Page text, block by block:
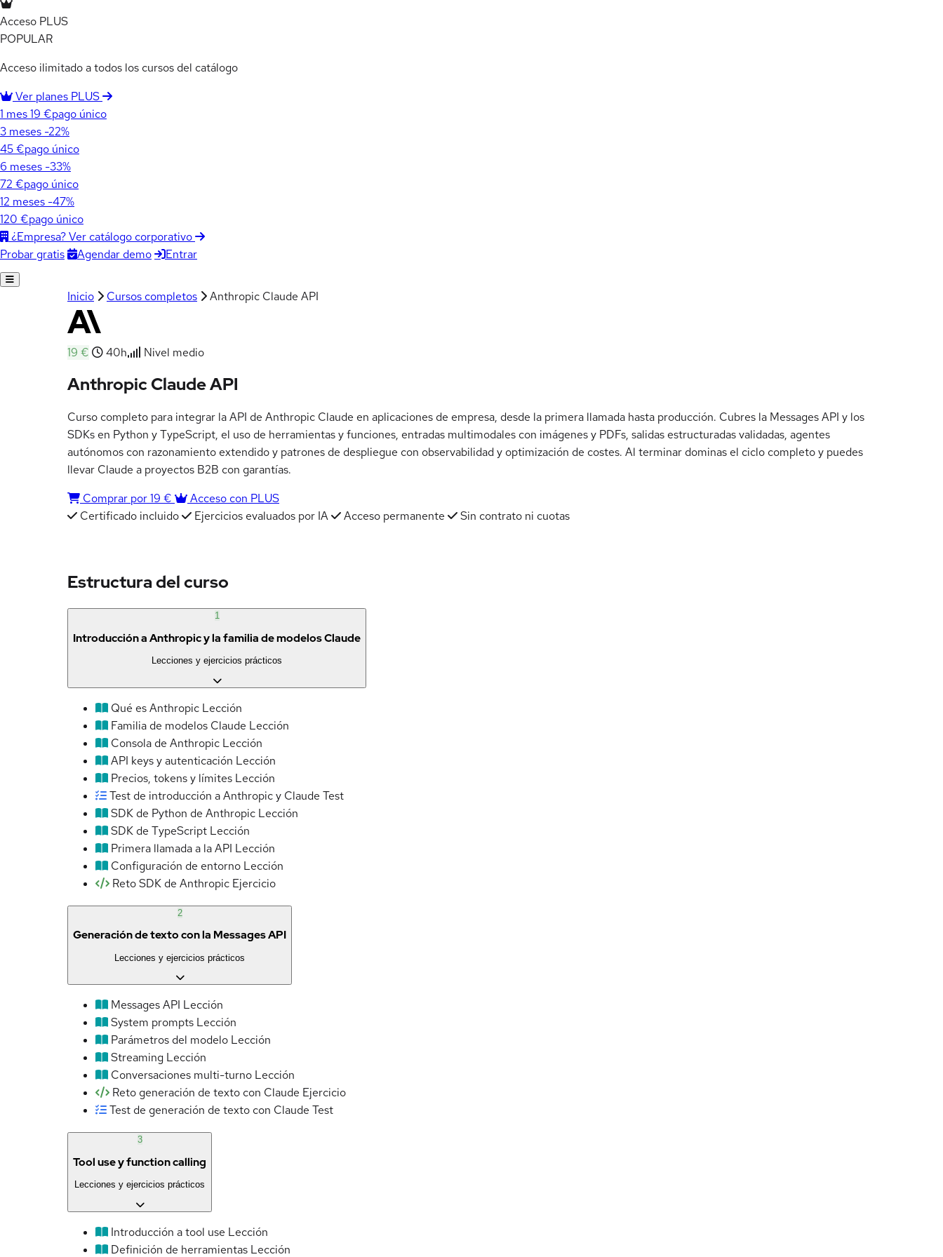
Acceso PLUS
POPULAR
Acceso ilimitado a todos los cursos del catálogo
Ver planes PLUS
1 mes19 €pago único
3 meses -22%
45 €pago único
6 meses -33%
72 €pago único
12 meses -47%
120 €pago único
¿Empresa? Ver catálogo corporativo
Probar gratis
Agendar demo Entrar
Inicio Cursos completos Anthropic Claude API
19 € 40h Nivel medio
Anthropic Claude API
Curso completo para integrar la API de Anthropic Claude en aplicaciones de empresa, desde la primera llamada hasta producción. Cubres la Messages API y los
SDKs en Python y TypeScript, el uso de herramientas y funciones, entradas multimodales con imágenes y PDFs, salidas estructuradas validadas, agentes
autónomos con razonamiento extendido y patrones de despliegue con observabilidad y optimización de costes. Al terminar dominas el ciclo completo y puedes
llevar Claude a proyectos B2B con garantías.
Comprar por 19 €
Acceso con PLUS
Certificado incluido
Ejercicios evaluados por IA Acceso permanente Sin contrato ni cuotas
Estructura del curso
1
Introducción a Anthropic y la familia de modelos Claude
Lecciones y ejercicios prácticos
Qué es Anthropic Lección
Familia de modelos Claude Lección
Consola de Anthropic Lección
API keys y autenticación Lección
Precios, tokens y límites Lección
Test de introducción a Anthropic y Claude Test
SDK de Python de Anthropic Lección
SDK de TypeScript Lección
Primera llamada a la API Lección
Configuración de entorno Lección
Reto SDK de Anthropic Ejercicio
2
Generación de texto con la Messages API
Lecciones y ejercicios prácticos
Messages API Lección
System prompts Lección
Parámetros del modelo Lección
Streaming Lección
Conversaciones multi-turno Lección
Reto generación de texto con Claude Ejercicio
Test de generación de texto con Claude Test
3
Tool use y function calling
Lecciones y ejercicios prácticos
Introducción a tool use Lección
Definición de herramientas Lección